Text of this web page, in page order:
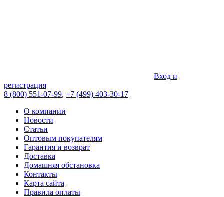
Вход и
регистрация
8 (800) 551-07-99, +7 (499) 403-30-17
О компании
Новости
Статьи
Оптовым покупателям
Гарантия и возврат
Доставка
Домашняя обстановка
Контакты
Карта сайта
Правила оплаты